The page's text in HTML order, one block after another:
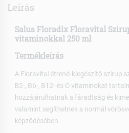
Leírás
Salus Floradix Floravital
vitaminokkal 250 ml
Termékleírás
A Floravital étrend-kiegészítő szirup
B2-, B6-, B12- és C-vitaminokat
hozzájárulhatnak a fáradtság és
valamint segíthetnek a normál
képződésében.